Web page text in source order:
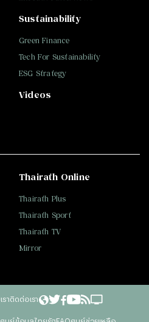
Sustainability
Green Finance
Tech For Sustainability
ESG Strategy
Videos
Thairath Online
Thairath Plus
Thairath Sport
Thairath TV
Mirror
าติดต่อเรา